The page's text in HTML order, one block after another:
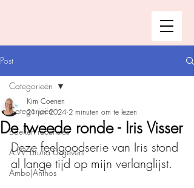
Post
Categorieën
Boeken recensies
A.W. Bruna Uitgevers
Ambo|Anthos
Categorieën
De tweede ronde - Iris Visser
Kim Coenen
21 jun 2024 2 minuten om te lezen
Deze feelgoodserie van Iris stond
al lange tijd op mijn verlanglijst.